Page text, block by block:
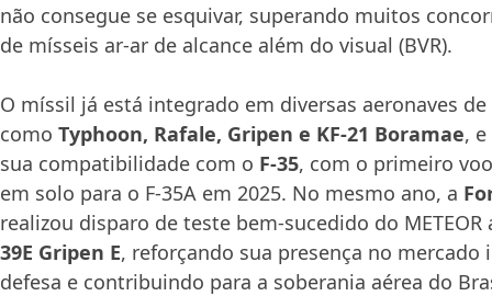
não consegue se esquivar, superando muitos
de mísseis ar-ar de alcance além do visual (BVR).
O míssil já está integrado em diversas aeronaves
como Typhoon, Rafale, Gripen e KF-21 Boramae,
sua compatibilidade com o F-35, com o primeiro
em solo para o F-35A em 2025. No mesmo ano, a
realizou disparo de teste bem-sucedido do
39E Gripen E, reforçando sua presença no mercado
defesa e contribuindo para a soberania aérea do